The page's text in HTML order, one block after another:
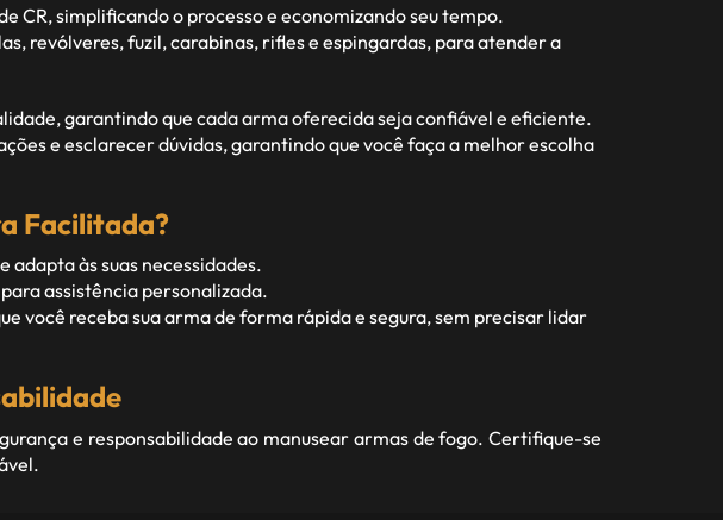
CR, simplificando o processo e economizando seu tempo.
revólveres, fuzil, carabinas, rifles e espingardas, para atender a
garantindo que cada arma oferecida seja confiável e eficiente.
e esclarecer dúvidas, garantindo que você faça a melhor escolha
Facilitada?
adapta às suas necessidades.
assistência personalizada.
você receba sua arma de forma rápida e segura, sem precisar lidar
e responsabilidade ao manusear armas de fogo. Certifique-se